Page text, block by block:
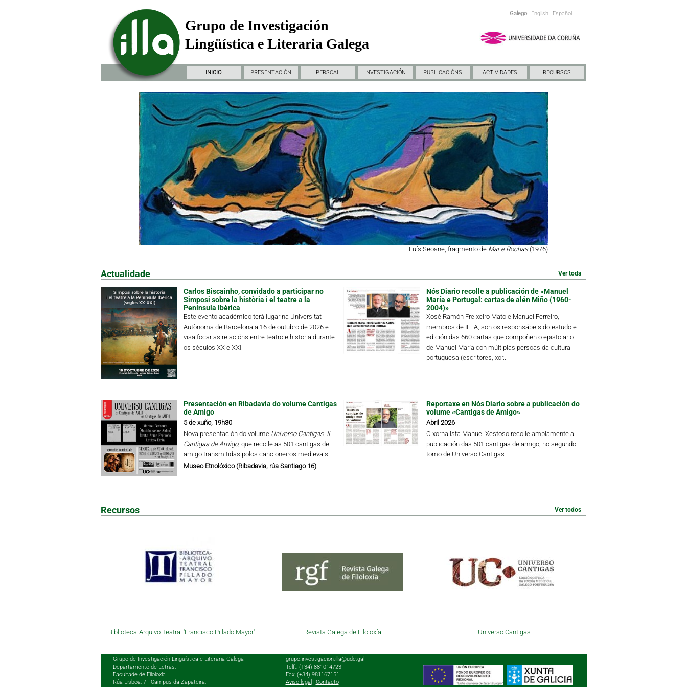
Galego English Español
Grupo de Investigación
Lingüística e Literaria Galega
INICIO PRESENTACIÓN PERSOAL INVESTIGACIÓN PUBLICACIÓNS ACTIVIDADES RECURSOS
Luís Seoane, fragmento deMar e Rochas (1976)
Actualidade Ver toda
Carlos Biscainho, convidado a participar no
Simposi sobre la història i el teatre a la
Península Ibèrica
Este evento académico terá lugar na Universitat
Autònoma de Barcelona a 16 de outubro de 2026 e
visa focar as relacións entre teatro e historia durante
os séculos XX e XXI.
Nós Diario recolle a publicación de «Manuel
María e Portugal: cartas de alén Miño (1960-
2004)»
Xosé Ramón Freixeiro Mato e Manuel Ferreiro,
membros de ILLA, son os responsábeis do estudo e
edición das 660 cartas que compoñen o epistolario
de Manuel María con múltiplas persoas da cultura
portuguesa (escritores, xor...
Presentación en Ribadavia do volume Cantigas
de Amigo
5 de xuño, 19h30
Nova presentación do volume Universo Cantigas. II.
Cantigas de Amigo, que recolle as 501 cantigas de
amigo transmitidas polos cancioneiros medievais.
Museo Etnolóxico (Ribadavia, rúa Santiago 16)
Reportaxe en Nós Diario sobre a publicación do
volume «Cantigas de Amigo»
Abril 2026
O xornalista Manuel Xestoso recolle amplamente a
publicación das 501 cantigas de amigo, no segundo
tomo de Universo Cantigas
Recursos Ver todos
Biblioteca-Arquivo Teatral 'Francisco Pillado Mayor' Revista Galega de Filoloxía Universo Cantigas
Grupo de Investigación Lingüística e Literaria Galega
Departamento de Letras.
Facultade de Filoloxía
Rúa Lisboa, 7 - Campus da Zapateira,
grupo.investigacion.illa@udc.gal
Telf.: (+34) 881014723
Fax: (+34) 981167151
Aviso legal | Contacto